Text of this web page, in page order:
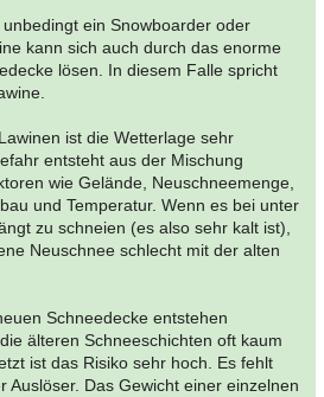
ein Snowboarder oder
kann sich auch durch das enorme
lösen. In diesem Falle spricht
ist die Wetterlage sehr
entsteht aus der Mischung
wie Gelände, Neuschneemenge,
und Temperatur. Wenn es bei unter
zu schneien (es also sehr kalt ist),
Neuschnee schlecht mit der alten
Schneedecke entstehen
älteren Schneeschichten oft kaum
ist das Risiko sehr hoch. Es fehlt
Auslöser. Das Gewicht einer einzelnen